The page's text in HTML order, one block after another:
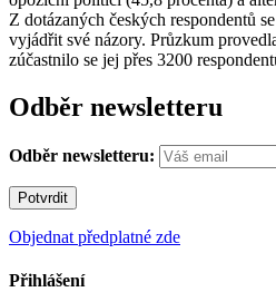
Z dotázaných českých respondentů
vyjádřit své názory. Průzkum
zúčastnilo se jej přes 3200
Odběr newsletteru
Odběr newsletteru:
Objednat předplatné zde
Přihlášení